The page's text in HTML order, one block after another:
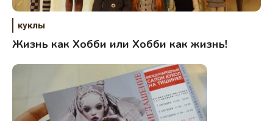
куклы
Жизнь как Хобби или Хобби как жизнь!